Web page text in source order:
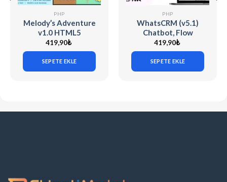
PHP
Melody’s Adventure
v1.0 HTML5
Platform game
419,90₺
SEPETE EKLE
PHP
WhatsCRM (v5.1)
Chatbot, Flow
Builder, API Access,
WhatsApp CRM
SAAS System
419,90₺
SEPETE EKLE